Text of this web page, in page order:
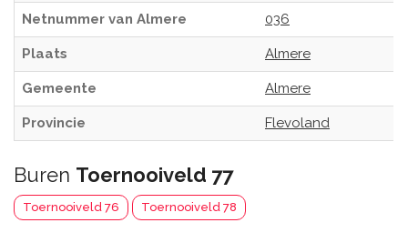
Netnummer van Almere 036
Plaats Almere
Gemeente Almere
Provincie Flevoland
Buren Toernooiveld 77
Toernooiveld 76 Toernooiveld 78